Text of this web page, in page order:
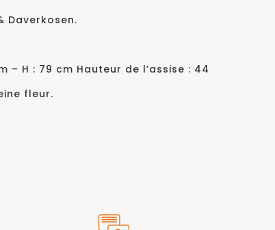
Daverkosen.
– H : 79 cm Hauteur de l’assise : 44
fleur.